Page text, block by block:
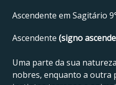
Ascendente em Sagitário
Ascendente (signo
Uma parte da sua
nobres, enquanto a outra